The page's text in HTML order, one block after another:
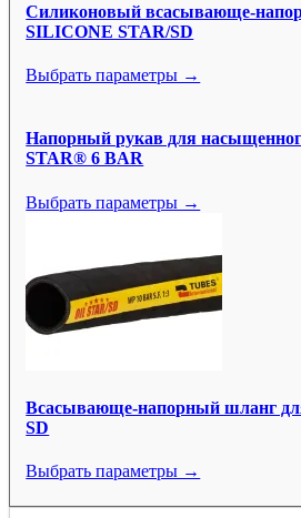
Силиконовый всасывающе-
SILICONE STAR/SD
Выбрать параметры →
Напорный рукав для
STAR® 6 BAR
Выбрать параметры →
Всасывающе-напорный шланг
SD
Выбрать параметры →